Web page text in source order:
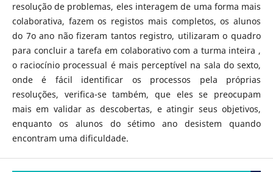
resolução de problemas, eles interagem de uma forma mais
colaborativa, fazem os registos mais completos, os alunos
do 7o ano não fizeram tantos registro, utilizaram o quadro
para concluir a tarefa em colaborativo com a turma inteira ,
o raciocínio processual é mais perceptível na sala do sexto,
onde é fácil identificar os processos pela próprias
resoluções, verifica-se também, que eles se preocupam
mais em validar as descobertas, e atingir seus objetivos,
enquanto os alunos do sétimo ano desistem quando
encontram uma dificuldade.